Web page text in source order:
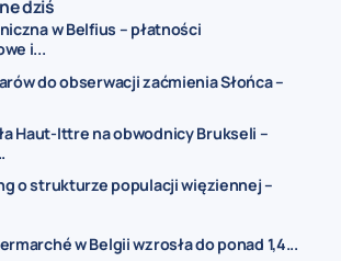
dziś
w Belfius – płatności
i...
do obserwacji zaćmienia Słońca –
Haut-Ittre na obwodnicy Brukseli –
o strukturze populacji więziennej –
w Belgii wzrosła do ponad 1,4...